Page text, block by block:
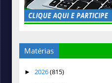
Matérias
► 2026(815)